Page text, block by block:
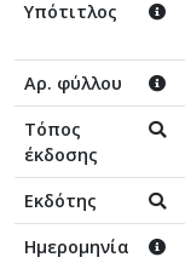
Υπότιτλος
Αρ. φύλλου
Τόπος
έκδοσης
Εκδότης
Ημερομηνία